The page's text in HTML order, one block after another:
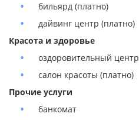
бильярд (платно)
дайвинг центр (платно)
Красота и здоровье
оздоровительный
салон красоты (платно)
Прочие услуги
банкомат